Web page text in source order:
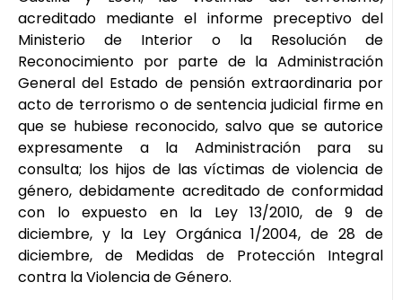
acreditado mediante el informe preceptivo del
Ministerio de Interior o la Resolución de
Reconocimiento por parte de la Administración
General del Estado de pensión extraordinaria por
acto de terrorismo o de sentencia judicial firme en
que se hubiese reconocido, salvo que se autorice
expresamente a la Administración para su
consulta; los hijos de las víctimas de violencia de
género, debidamente acreditado de conformidad
con lo expuesto en la Ley 13/2010, de 9 de
diciembre, y la Ley Orgánica 1/2004, de 28 de
diciembre, de Medidas de Protección Integral
contra la Violencia de Género.